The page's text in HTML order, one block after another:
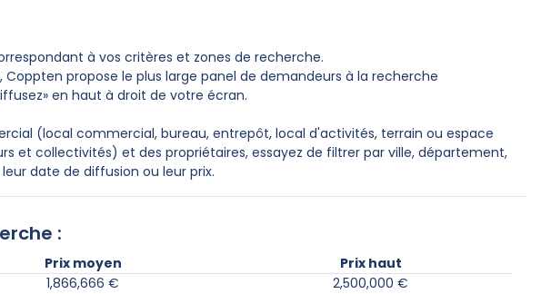
à vos critères et zones de recherche.
propose le plus large panel de demandeurs à la recherche
en haut à droit de votre écran.
(local commercial, bureau, entrepôt, local d'activités, terrain ou espace
et collectivités) et des propriétaires, essayez de filtrer par ville, département,
date de diffusion ou leur prix.
:
Prix moyen
Prix haut
1,866,666 €
2,500,000 €